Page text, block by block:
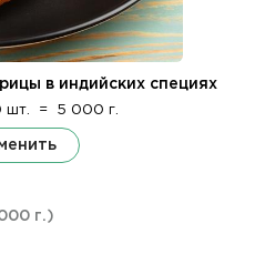
в индийских специях
шт. = 5 000 г.
г.)